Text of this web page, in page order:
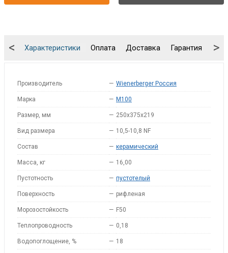
Характеристики Оплата Доставка Гарантия
< >
Производитель — Wienerberger Россия
Марка — M100
Размер, мм — 250x375x219
Вид размера — 10,5-10,8 NF
Состав — керамический
Масса, кг — 16,00
Пустотность — пустотелый
Поверхность — рифленая
Морозостойкость — F50
Теплопроводность — 0,18
Водопоглощение, % — 18